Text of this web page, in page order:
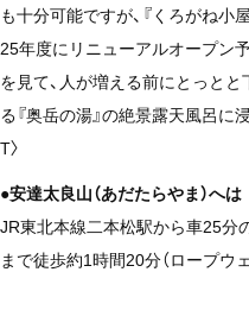
も十分可能ですが、『くろがね小
25年度にリニューアルオープン
を見て、人が増える前にとっと
る『奥岳の湯』の絶景露天風呂に
T〉
●安達太良山（あだたらやま）へは
JR東北本線二本松駅から車25分
まで徒歩約1時間20分（ロープウ